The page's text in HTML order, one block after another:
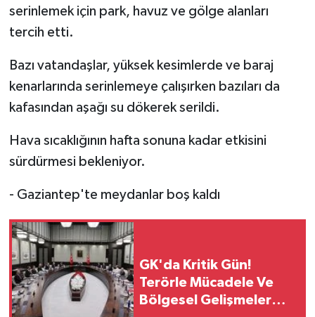
serinlemek için park, havuz ve gölge alanları
tercih etti.
Bazı vatandaşlar, yüksek kesimlerde ve baraj
kenarlarında serinlemeye çalışırken bazıları da
kafasından aşağı su dökerek serildi.
Hava sıcaklığının hafta sonuna kadar etkisini
sürdürmesi bekleniyor.
- Gaziantep'te meydanlar boş kaldı
GK'da Kritik Gün!
Terörle Mücadele Ve
Bölgesel Gelişmeler